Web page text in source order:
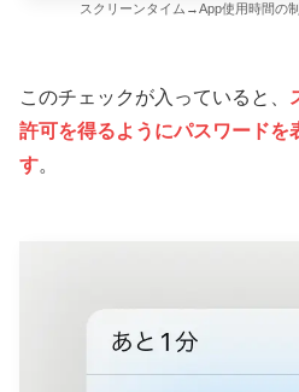
スクリーンタイム→App使用時間の
このチェックが入っていると、
許可を得るようにパスワードを
す。